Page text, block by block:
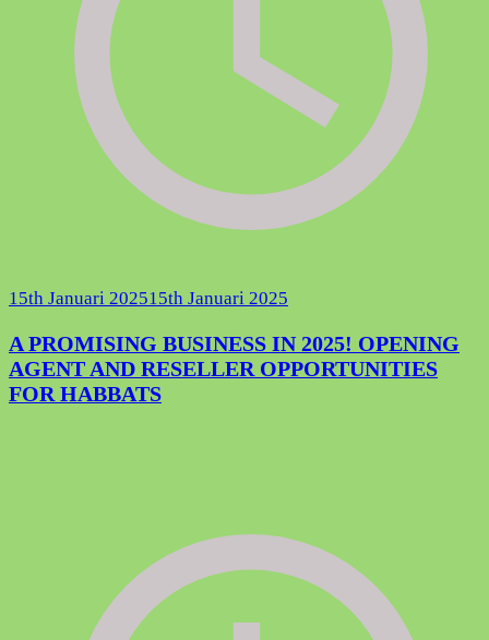
15th Januari 202515th Januari 2025
A PROMISING BUSINESS IN 2025! OPENING
AGENT AND RESELLER OPPORTUNITIES
FOR HABBATS